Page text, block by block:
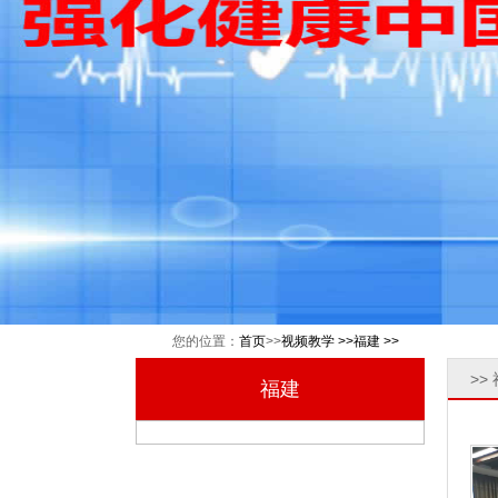
您的位置： 首页>>视频教学 >>福建 >>
福建 >>